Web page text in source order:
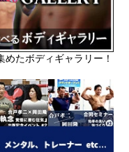
めたボディギャラリー！